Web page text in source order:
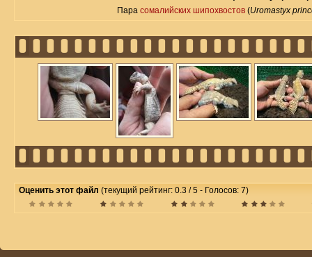
Парасомалийских шипохвостов (Uromastyx
Оценить этот файл (текущий рейтинг: 0.3 / 5 - Голосов: 7)